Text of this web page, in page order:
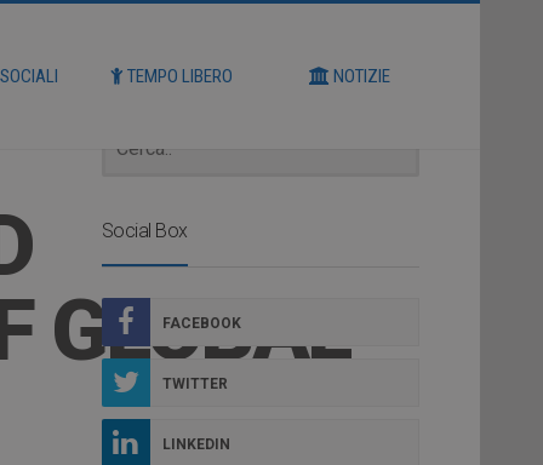
TEMPO LIBERO NOTIZIE
GLOBAL
Social Box
FACEBOOK
TWITTER
LINKEDIN